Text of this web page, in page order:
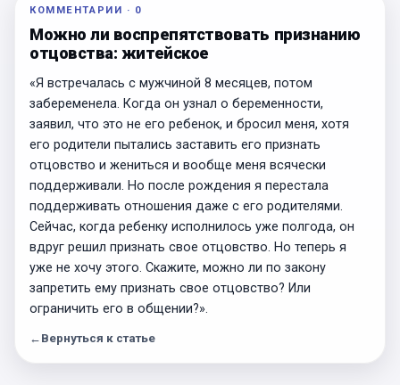
КОММЕНТАРИИ · 0
Можно ли воспрепятствовать признанию
отцовства: житейское
«Я встречалась с мужчиной 8 месяцев, потом
забеременела. Когда он узнал о беременности,
заявил, что это не его ребенок, и бросил меня, хотя
его родители пытались заставить его признать
отцовство и жениться и вообще меня всячески
поддерживали. Но после рождения я перестала
поддерживать отношения даже с его родителями.
Сейчас, когда ребенку исполнилось уже полгода, он
вдруг решил признать свое отцовство. Но теперь я
уже не хочу этого. Скажите, можно ли по закону
запретить ему признать свое отцовство? Или
ограничить его в общении?».
← Вернуться к статье